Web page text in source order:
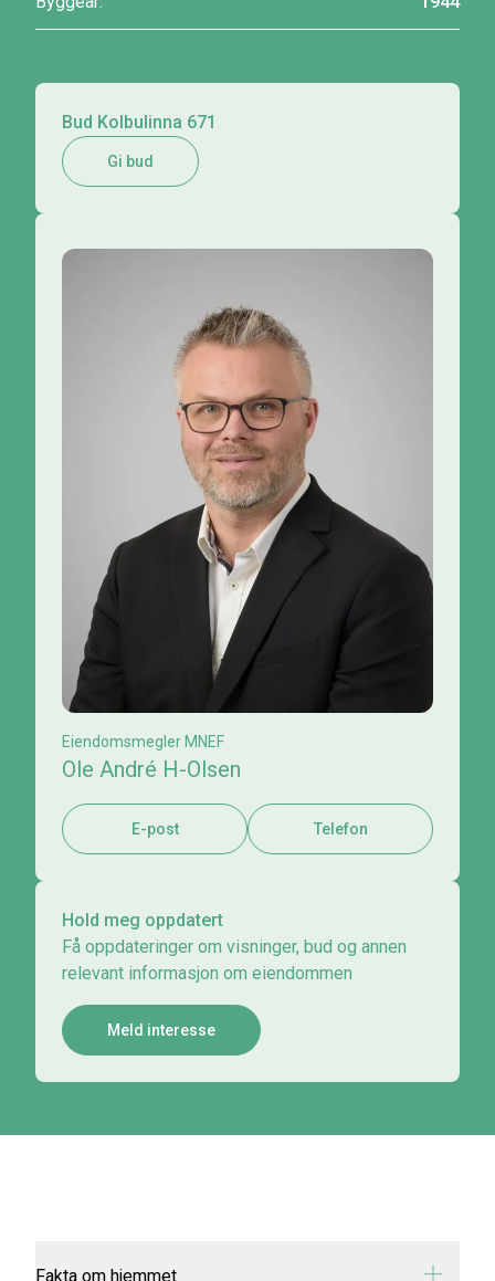
Bud Kolbulinna 671
Gi bud
Eiendomsmegler MNEF
Ole André H-Olsen
E-post Telefon
Hold meg oppdatert
Få oppdateringer om visninger, bud og annen
relevant informasjon om eiendommen
Meld interesse
Fakta om hjemmet